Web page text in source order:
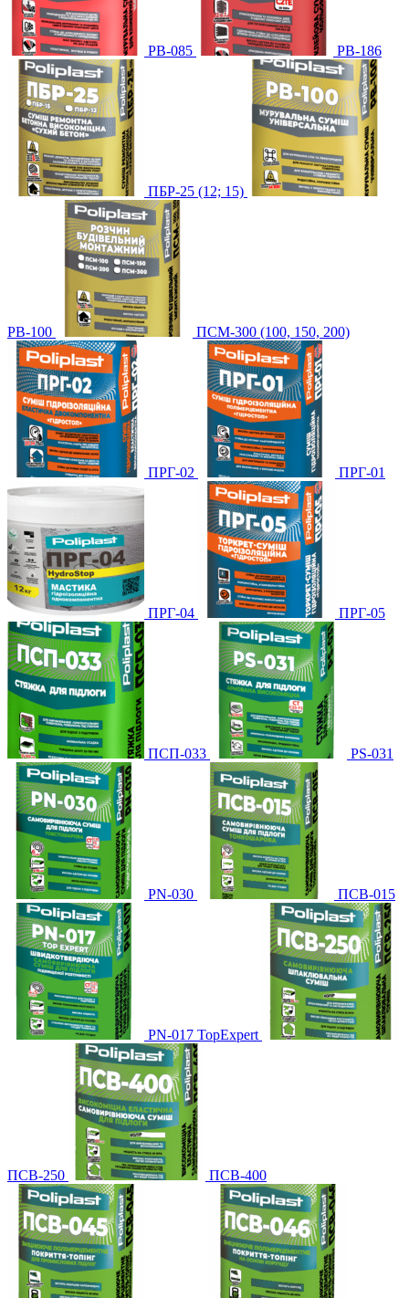
PB-085 PB-186
ПБР-25 (12; 15)
PB-100 ПСМ-300 (100, 150, 200)
ПРГ-02 ПРГ-01
ПРГ-04 ПРГ-05
ПСП-033 PS-031
PN-030 ПСВ-015
PN-017 TopExpert
ПСВ-250 ПСВ-400